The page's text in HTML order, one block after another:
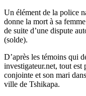
time
Un élément de la police
donne la mort à sa
de suite d’une dispute
(solde).
D’après les témoins qui
investigateur.net, tout est
conjointe et son mari
ville de Tshikapa.